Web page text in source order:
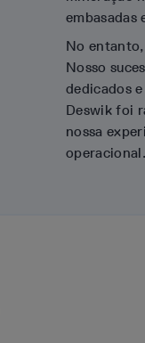
embasadas
No
Nosso
dedicados
Deswik foi
nossa
operacional.